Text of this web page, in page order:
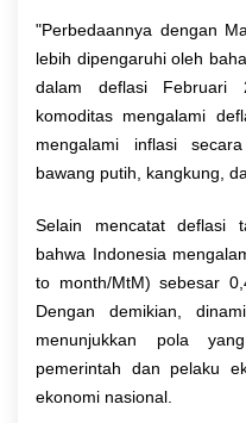
"Perbedaannya dengan
lebih dipengaruhi oleh
dalam deflasi Februari
komoditas mengalami
mengalami inflasi
bawang putih, kangkung,
Selain mencatat deflasi
bahwa Indonesia
to month/MtM) sebesar
Dengan demikian,
menunjukkan pola
pemerintah dan pelaku
ekonomi nasional.